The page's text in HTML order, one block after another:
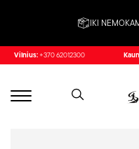
IKI
Vilnius: +370 62012300